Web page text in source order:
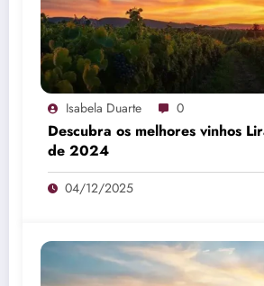
Isabela Duarte 0
Descubra os melhores vinhos
de 2024
04/12/2025